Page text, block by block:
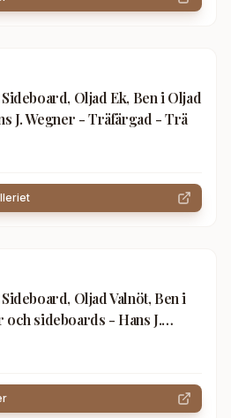
Oljad Ek, Ben i Oljad
J. Wegner - Träfärgad - Trä
Oljad Valnöt, Ben i
och sideboards - Hans J.
Trä